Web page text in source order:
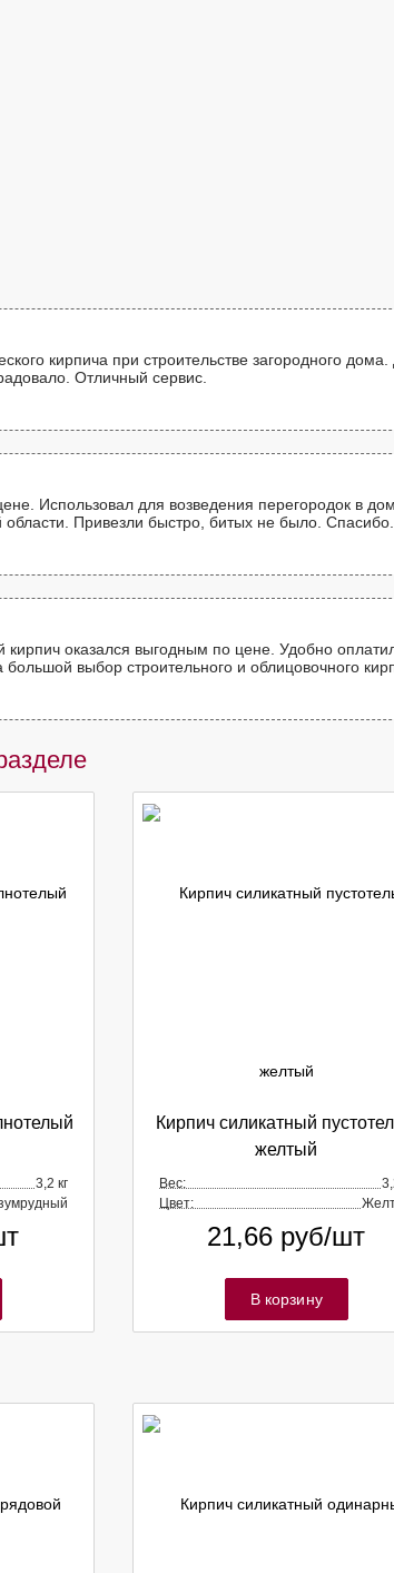
кирпича при строительстве загородного
Отличный сервис.
Использовал для возведения перегородок в
Привезли быстро, битых не было. Спасибо.
оказался выгодным по цене. Удобно
выбор строительного и облицовочного
3,2 кг
Кирпич силикатный
желтый
Вес:
Цвет:
21,66 руб/шт
В корзину